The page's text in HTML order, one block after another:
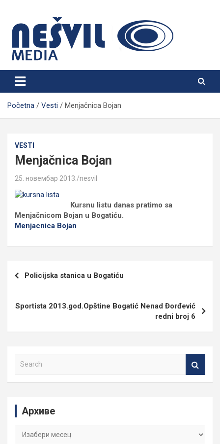
content
Nešvil Media Bogatić
Početna Vesti Menjačnica Bojan
VESTI
Menjačnica Bojan
25. новембар 2013. nesvil
Kursnu listu danas pratimo sa
Menjačnicom Bojan u Bogatiću.
Menjacnica Bojan
чланка
Policijska stanica u Bogatiću
Sportista 2013.god.Opštine Bogatić Nenad Đorđević
redni broj 6
Архиве
Архиве